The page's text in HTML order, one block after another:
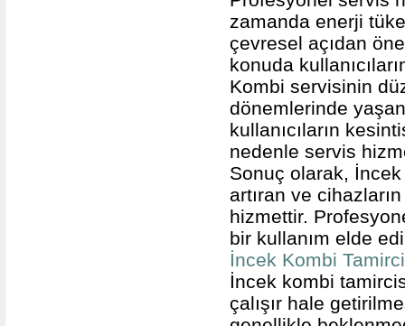
zamanda enerji
çevresel açıdan
konuda
Kombi servisinin
dönemlerinde
kullanıcıların
nedenle servis
Sonuç olarak,
artıran ve
hizmettir.
bir kullanım elde
İncek Kombi
İncek kombi
çalışır hale